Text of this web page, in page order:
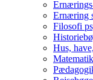
Ernæring
Filosofi
Hus,